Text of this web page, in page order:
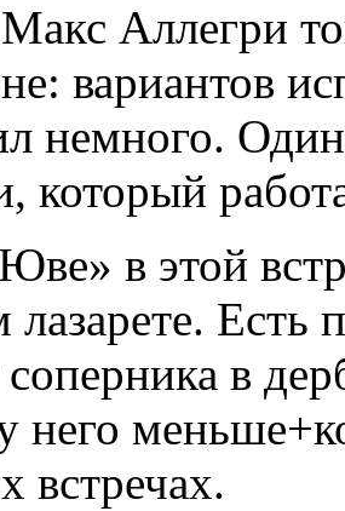
Аллегри
вариантов
немного.
который
в этой
Есть
в
него
встречах.